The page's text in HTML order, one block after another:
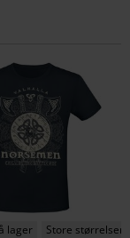
lager Store størrelser